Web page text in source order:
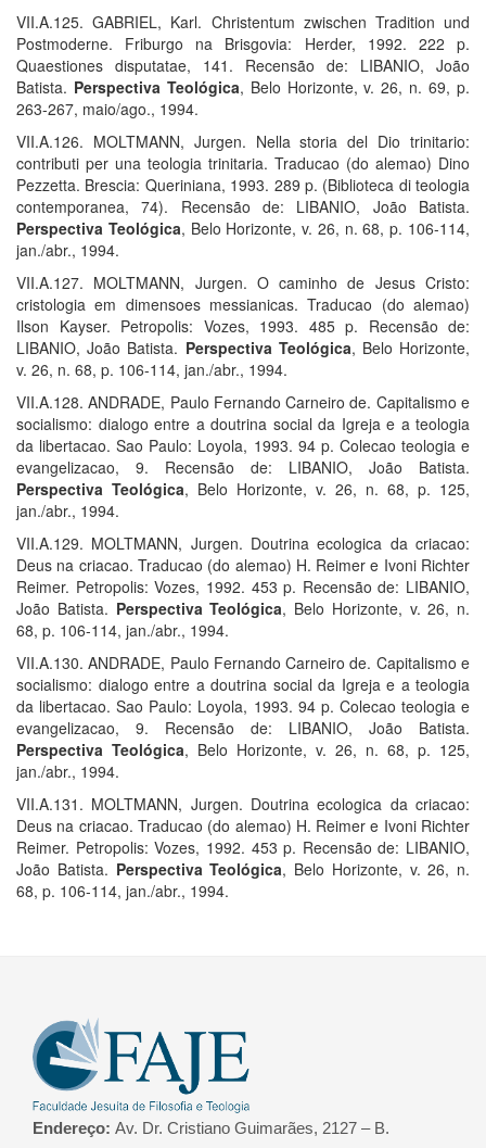
VII.A.125. GABRIEL, Karl. Christentum zwischen Tradition und
Postmoderne. Friburgo na Brisgovia: Herder, 1992. 222 p.
Quaestiones disputatae, 141. Recensão de: LIBANIO, João
Batista. Perspectiva Teológica, Belo Horizonte, v. 26, n. 69, p.
263-267, maio/ago., 1994.
VII.A.126. MOLTMANN, Jurgen. Nella storia del Dio trinitario:
contributi per una teologia trinitaria. Traducao (do alemao) Dino
Pezzetta. Brescia: Queriniana, 1993. 289 p. (Biblioteca di teologia
contemporanea, 74). Recensão de: LIBANIO, João Batista.
Perspectiva Teológica, Belo Horizonte, v. 26, n. 68, p. 106-114,
jan./abr., 1994.
VII.A.127. MOLTMANN, Jurgen. O caminho de Jesus Cristo:
cristologia em dimensoes messianicas. Traducao (do alemao)
Ilson Kayser. Petropolis: Vozes, 1993. 485 p. Recensão de:
LIBANIO, João Batista. Perspectiva Teológica, Belo Horizonte,
v. 26, n. 68, p. 106-114, jan./abr., 1994.
VII.A.128. ANDRADE, Paulo Fernando Carneiro de. Capitalismo e
socialismo: dialogo entre a doutrina social da Igreja e a teologia
da libertacao. Sao Paulo: Loyola, 1993. 94 p. Colecao teologia e
evangelizacao, 9. Recensão de: LIBANIO, João Batista.
Perspectiva Teológica, Belo Horizonte, v. 26, n. 68, p. 125,
jan./abr., 1994.
VII.A.129. MOLTMANN, Jurgen. Doutrina ecologica da criacao:
Deus na criacao. Traducao (do alemao) H. Reimer e Ivoni Richter
Reimer. Petropolis: Vozes, 1992. 453 p. Recensão de: LIBANIO,
João Batista. Perspectiva Teológica, Belo Horizonte, v. 26, n.
68, p. 106-114, jan./abr., 1994.
VII.A.130. ANDRADE, Paulo Fernando Carneiro de. Capitalismo e
socialismo: dialogo entre a doutrina social da Igreja e a teologia
da libertacao. Sao Paulo: Loyola, 1993. 94 p. Colecao teologia e
evangelizacao, 9. Recensão de: LIBANIO, João Batista.
Perspectiva Teológica, Belo Horizonte, v. 26, n. 68, p. 125,
jan./abr., 1994.
VII.A.131. MOLTMANN, Jurgen. Doutrina ecologica da criacao:
Deus na criacao. Traducao (do alemao) H. Reimer e Ivoni Richter
Reimer. Petropolis: Vozes, 1992. 453 p. Recensão de: LIBANIO,
João Batista. Perspectiva Teológica, Belo Horizonte, v. 26, n.
68, p. 106-114, jan./abr., 1994.
Endereço: Av. Dr. Cristiano Guimarães, 2127 – B.